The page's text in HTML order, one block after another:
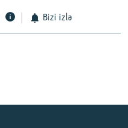
Bizi izlə